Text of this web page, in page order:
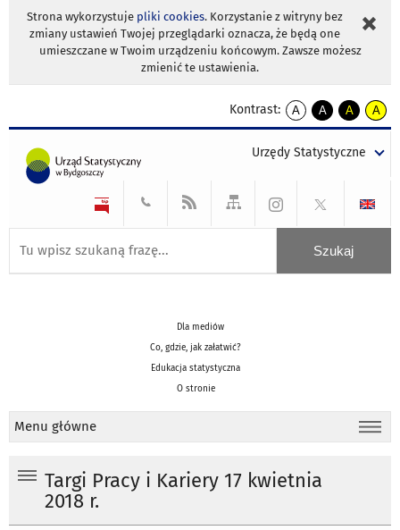
Strona wykorzystuje pliki cookies. Korzystanie z witryny bez
zmiany ustawień Twojej przeglądarki oznacza, że będą one
umieszczane w Twoim urządzeniu końcowym. Zawsze możesz
zmienić te ustawienia.
Kontrast:
A
kontrast
A
kontrast
tekst
czarnym
A
kontrast
tekst
czarnym
A
tekst
żółtym
Urzędy Statystyczne
Dla mediów
Co, gdzie, jak załatwić?
Edukacja statystyczna
O stronie
Menu główne
Targi Pracy i Kariery 17 kwietnia
2018 r.